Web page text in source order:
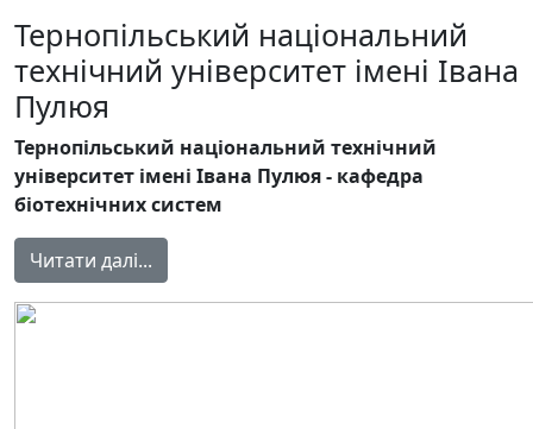
Тернопільський національний
технічний університет імені Івана
Пулюя
Тернопільський національний технічний
університет імені Івана Пулюя - кафедра
біотехнічних систем
Читати далі...